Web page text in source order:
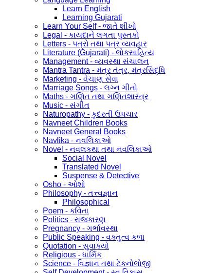
Learn English
Learning Gujarati
Learn Your Self - જાતે શીખો
Legal - કાયદાને લગતા પુસ્તકો
Letters - પત્રો તથા પત્ર વ્યવહાર
Literature (Gujarati) - લોકસાહિત્ય
Management - વ્યવસ્થા સંચાલન
Mantra Tantra - મંત્ર તંત્ર, મંત્રસિદ્ધિ
Marketing - વેચાણ સેવા
Marriage Songs - લગ્ન ગીતો
Maths - ગણિત તથા ગણિતશાસ્ત્ર
Music - સંગીત
Naturopathy - કુદરતી ઉપચાર
Navneet Children Books
Navneet General Books
Navlika - નવલિકાઓ
Novel - નવલકથા તથા નવલિકાઓ
Social Novel
Translated Novel
Suspense & Detective
Osho - ઓશો
Philosophy - તત્ત્વજ્ઞાન
Philosophical
Poem - કવિતા
Politics - રાજકારણ
Pregnancy - ગર્ભાવસ્થા
Public Speaking - વક્તુત્વ કળા
Quotation - સુવાક્યો
Religious - ધાર્મિક
Science - વિજ્ઞાન તથા ટેકનોલોજી